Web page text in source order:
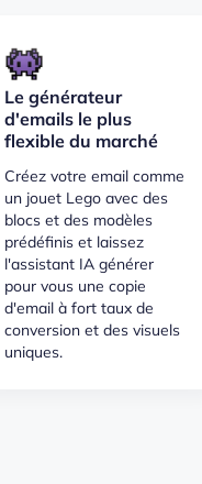
Le générateur
d'emails le plus
flexible du marché
Créez votre email comme
un jouet Lego avec des
blocs et des modèles
prédéfinis et laissez
l'assistant IA générer
pour vous une copie
d'email à fort taux de
conversion et des visuels
uniques.